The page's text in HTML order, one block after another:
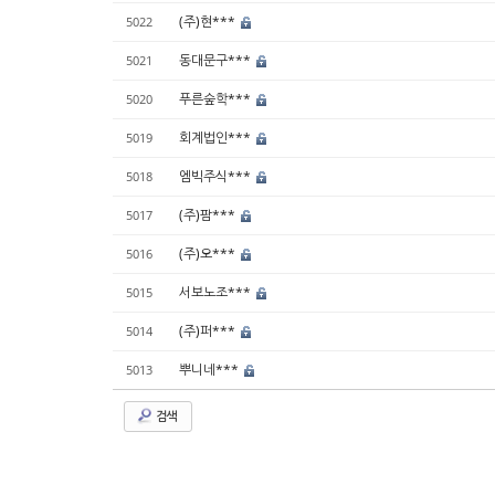
5022 (주)현***
5021 동대문구***
5020 푸른숲학***
5019 회계법인***
5018 엠빅주식***
5017 (주)팜***
5016 (주)오***
5015 서보노조***
5014 (주)퍼***
5013 뿌니네***
검색